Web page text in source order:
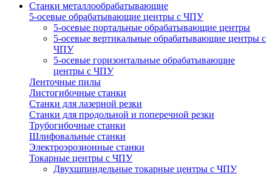
Станки металлообрабатывающие
5-осевые обрабатывающие центры с ЧПУ
5-осевые портальные обрабатывающие центры
5-осевые вертикальные обрабатывающие центры с
ЧПУ
5-осевые горизонтальные обрабатывающие
центры с ЧПУ
Ленточные пилы
Листогибочные станки
Станки для лазерной резки
Станки для продольной и поперечной резки
Трубогибочные станки
Шлифовальные станки
Электроэрозионные станки
Токарные центры с ЧПУ
Двухшпиндельные токарные центры с ЧПУ